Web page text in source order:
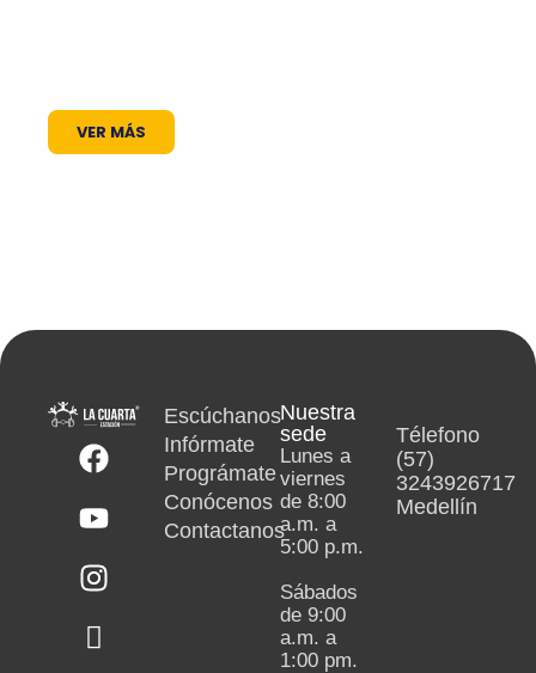
VER MÁS
Escúchanos
Infórmate
Prográmate
Conócenos
Contactanos
Nuestra
sede
Lunes a
viernes
de 8:00
a.m. a
5:00 p.m.
Sábados
de 9:00
a.m. a
1:00 pm.
Télefono
(57)
3243926717
Medellín